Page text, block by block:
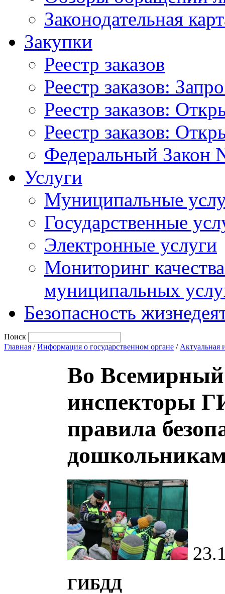
Законодательная
Закупки
Реестр заказов
Реестр заказов:
Реестр заказов:
Реестр заказов:
Федеральный Закон
Услуги
Муниципальные
Государственные
Электронные услуги
Мониторинг
муниципальных
Безопасность
Поиск
Главная /Информация о государственном органе / Актуальная
Во Всемирный
инспекторы
правила
ГИБДД